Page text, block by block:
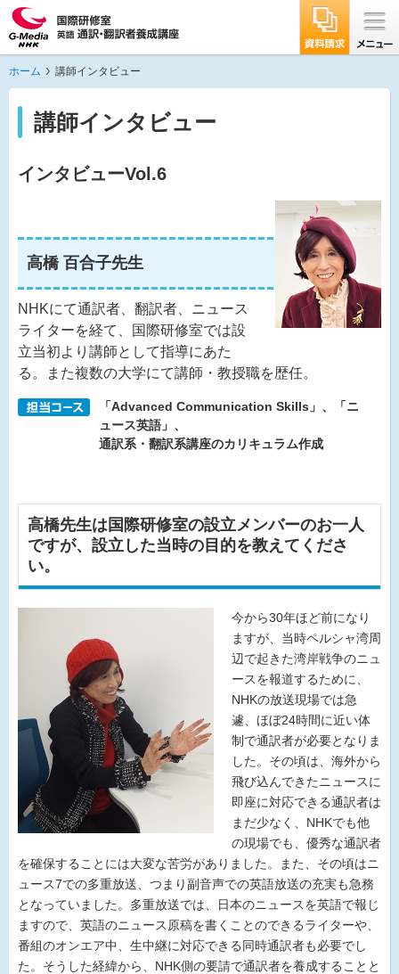
ホーム 講師インタビュー
講師インタビュー
インタビューVol.6
高橋 百合子先生
NHKにて通訳者、翻訳者、ニュース
ライターを経て、国際研修室では設
立当初より講師として指導にあた
る。また複数の大学にて講師・教授職を歴任。
「Advanced Communication Skills」、「ニ
ュース英語」、
通訳系・翻訳系講座のカリキュラム作成
高橋先生は国際研修室の設立メンバーのお一人
ですが、設立した当時の目的を教えてくださ
い。
今から30年ほど前になり
ますが、当時ペルシャ湾周
辺で起きた湾岸戦争のニュ
ースを報道するために、
NHKの放送現場では急
遽、ほぼ24時間に近い体
制で通訳者が必要となりま
した。その頃は、海外から
飛び込んできたニュースに
即座に対応できる通訳者は
まだ少なく、NHKでも他
の現場でも、優秀な通訳者
を確保することには大変な苦労がありました。また、その頃はニ
ュース7での多重放送、つまり副音声での英語放送の充実も急務
となっていました。多重放送では、日本のニュースを英語で報じ
ますので、英語のニュース原稿を書くことのできるライターや、
番組のオンエア中、生中継に対応できる同時通訳者も必要でし
た。そうした経緯から、NHK側の要請で通訳者を養成することと